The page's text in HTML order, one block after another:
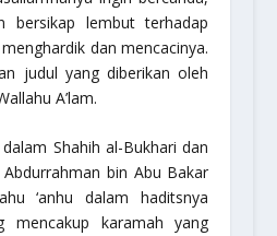
bersikap lembut terhadap
dan mencacinya.
judul yang diberikan oleh
A’lam.
Shahih al-Bukhari dan
bin Abu Bakar
‘anhu dalam haditsnya
mencakup karamah yang